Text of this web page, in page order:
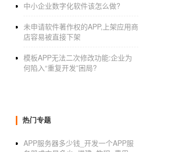
中小企业数字化软件该怎么做?
未申请软件著作权的APP,上架应用商
店容易被直接下架
模板APP无法二次修改功能:企业为
何陷入“重复开发”困局?
热门专题
APP服务器多少钱_开发一个APP服